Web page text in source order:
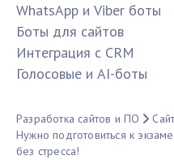
WhatsApp и Viber боты
Боты для сайтов
Интеграция с CRM
Голосовые и AI-боты
Разработка сайтов и ПО
Нужно подготовиться к
без стресса!